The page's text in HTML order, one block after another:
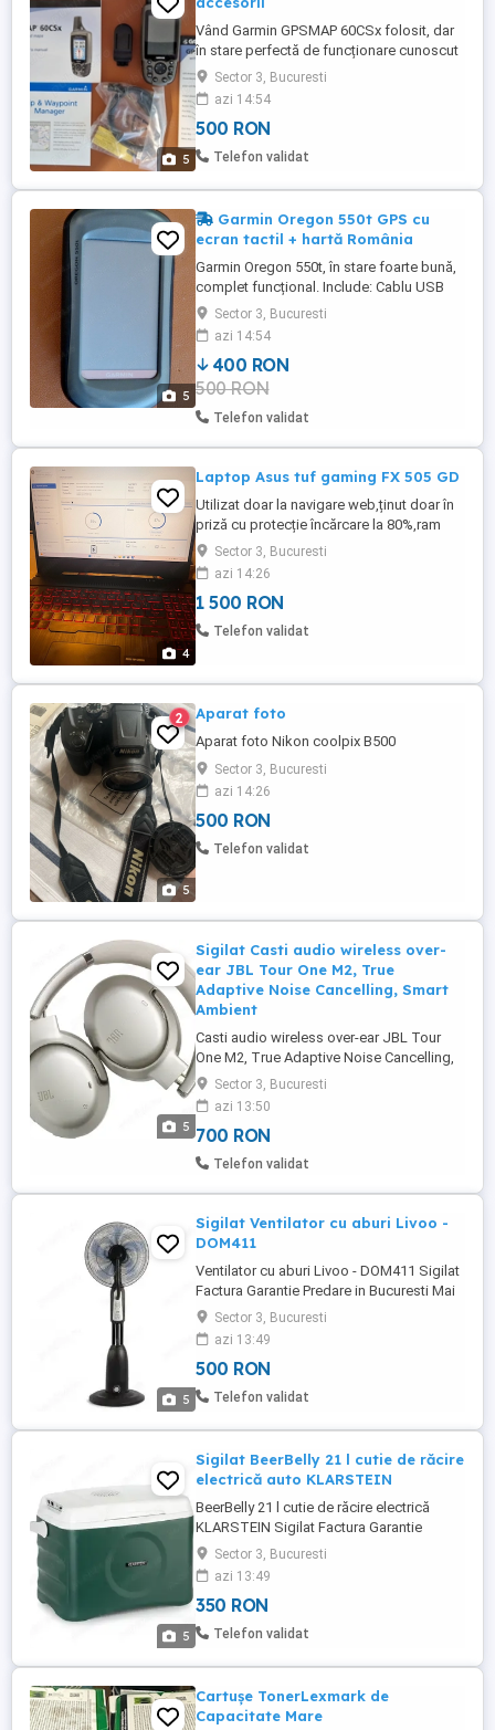
5
Vând Garmin GPSMAP 60CSx folosit, dar
în stare perfectă de funcționare cunoscut
pentru precizia și fiabilitatea sa, ideal
pentru drumeții, excursii montane, pescuit
sau navigație pe apă. Pachetul include:
Cutia originală Cablu USB pentru
conectare la PC Clip de curea cu eliberare
Sector 3, Bucuresti
azi 14:54
500 RON
Telefon validat
5
Garmin Oregon 550t GPS cu
ecran tactil + hartă România
Garmin Oregon 550t, în stare foarte bună,
complet funcțional. Include: Cablu USB
Hartă topografică rutabilă a României
instalată pe card SD GPS robust, rezistent
la apă, cu ecran tactil color lizibil în lumina
soarelui, receptor de înaltă sensibilitate și
aparat foto integrat 3.2 MP cu geotagging.
Ideal ...
Sector 3, Bucuresti
azi 14:54
400 RON
500 RON
Telefon validat
4
Laptop Asus tuf gaming FX 505 GD
Utilizat doar la navigare web,ținut doar în
priză cu protecție încărcare la 80%,ram
8GB dar poate fi modificat până la 32
GB,arată impecabil,fără zgârieturi,vine cu
încărcătorul original și cutia lui..
Sector 3, Bucuresti
azi 14:26
1 500 RON
Telefon validat
5
2 Aparat foto
Aparat foto Nikon coolpix B500
Sector 3, Bucuresti
azi 14:26
500 RON
Telefon validat
5
Sigilat Casti audio wireless over-
ear JBL Tour One M2, True
Adaptive Noise Cancelling, Smart
Ambient
Casti audio wireless over-ear JBL Tour
One M2, True Adaptive Noise Cancelling,
Smart Ambient, Spatial Sound, Sampanie
Sigilat Factura Garantie Predare in
Bucuresti Disponibilitate - 2 bucati
Specificatii Caracteristici tehnice Tip Over
the ear Bluetooth Da Functii Activare
Sector 3, Bucuresti
azi 13:50
700 RON
Telefon validat
5
Sigilat Ventilator cu aburi Livoo -
DOM411
Ventilator cu aburi Livoo - DOM411 Sigilat
Factura Garantie Predare in Bucuresti Mai
multe informatii Petreceți veri plăcute
datorită ventilatorului de aburire DOM411
de la Livoo. Ideal pentru a vă răcori, acest
ventilator generează puțin zgomot (59
dB). Cele 5 palete permit ventilatorului de
Sector 3, Bucuresti
azi 13:49
500 RON
Telefon validat
5
Sigilat BeerBelly 21 l cutie de răcire
electrică auto KLARSTEIN
BeerBelly 21 l cutie de răcire electrică
KLARSTEIN Sigilat Factura Garantie
Predare in Bucuresti Caracteristici ladă
multifuncțională cu funcție de răcire și de
reținere a căldurii Volum: 21 de litri putere
de intrare: 61 W max. material de
construcție: plastic PE (polietilenă)
Sector 3, Bucuresti
azi 13:49
350 RON
Telefon validat
Cartușe TonerLexmark de
Capacitate Mare